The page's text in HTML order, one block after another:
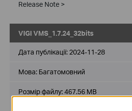
Release Note >
VIGI VMS_1.7.24_32bits
Дата публікації: 2024-11-28
Мова: Багатомовний
Розмір файлу:467.56 MB